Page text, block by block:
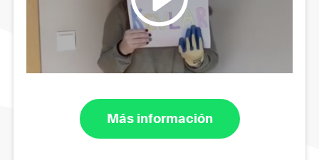
Más información